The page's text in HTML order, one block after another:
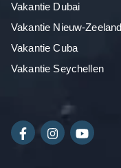
Vakantie Dubai
Vakantie Nieuw-Zeeland
Vakantie Cuba
Vakantie Seychellen